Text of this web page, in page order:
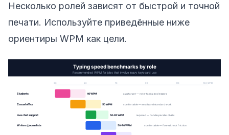
Несколько ролей зависят от быстрой и точной
печати. Используйте приведённые ниже
ориентиры WPM как цели.